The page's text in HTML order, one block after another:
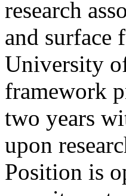
research
and surface
University
framework
two years
upon
Position is